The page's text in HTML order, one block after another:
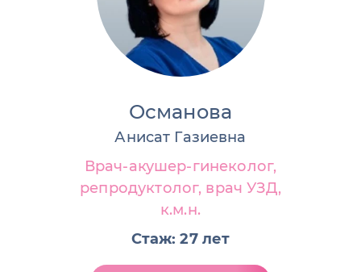
Османова
Анисат Газиевна
Врач-акушер-гинеколог,
репродуктолог, врач УЗД,
к.м.н.
Стаж: 27 лет